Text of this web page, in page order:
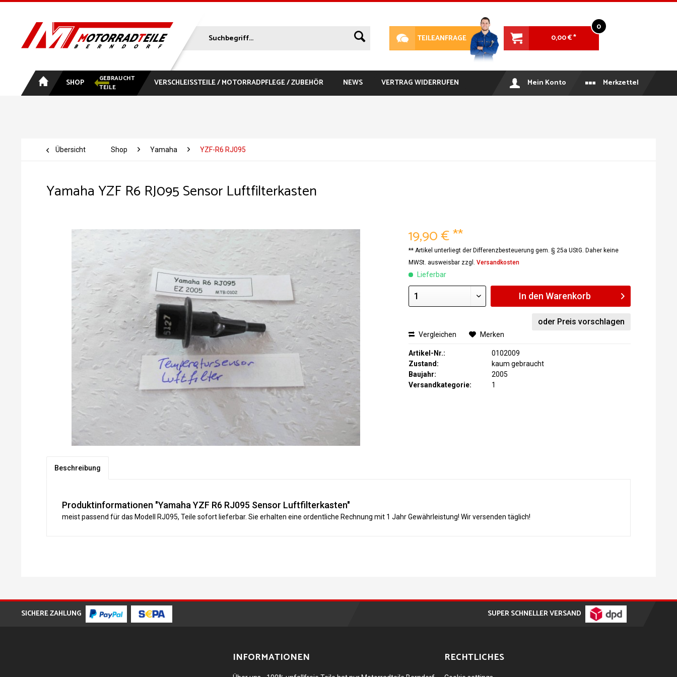
TEILEANFRAGE
0
0,00 € *
SHOP
GEBRAUCHT
TEILE
VERSCHLEISSTEILE / MOTORRADPFLEGE / ZUBEHÖR NEWS VERTRAG WIDERRUFEN Mein Konto Merkzettel
Übersicht Shop Yamaha YZF-R6 RJ095
Yamaha YZF R6 RJ095 Sensor Luftfilterkasten
19,90 € **
** Artikel unterliegt der Differenzbesteuerung gem. § 25a UStG. Daher keine
MWSt. ausweisbar zzgl.Versandkosten
Lieferbar
In den Warenkorb
oder Preis vorschlagen
Vergleichen Merken
Artikel-Nr.:
0102009
Zustand:
kaum gebraucht
Baujahr:
2005
Versandkategorie:
1
Beschreibung
Produktinformationen "Yamaha YZF R6 RJ095 Sensor Luftfilterkasten"
meist passend für das Modell RJ095, Teile sofort lieferbar. Sie erhalten eine ordentliche Rechnung mit 1 Jahr Gewährleistung! Wir versenden täglich!
SICHERE ZAHLUNG SUPER SCHNELLER VERSAND
INFORMATIONEN RECHTLICHES